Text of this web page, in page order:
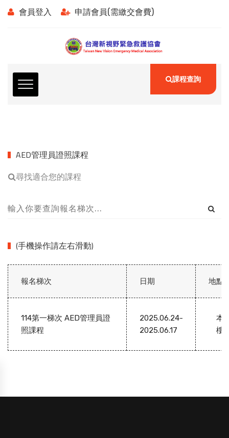
會員登入 申請會員(需繳交會費)
課程查詢
AED管理員證照課程
尋找適合您的課程
(手機操作請左右滑動)
報名梯次 日期 地點
114第一梯次 AED管理員證
照課程
2025.06.24-
2025.06.17
本
樓